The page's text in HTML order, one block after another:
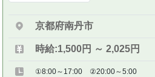
京都府南丹市
時給:1,500円 ～ 2,025円
①8:00～17:00 ②20:00～5:00